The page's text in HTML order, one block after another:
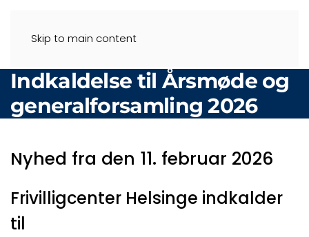
Skip to main content
Indkaldelse til Årsmøde og
generalforsamling 2026
Nyhed fra den 11. februar 2026
Frivilligcenter Helsinge indkalder
til